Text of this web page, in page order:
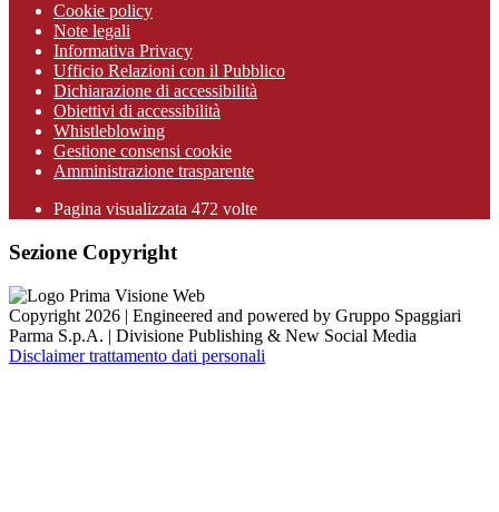
Cookie policy
Note legali
Informativa Privacy
Ufficio Relazioni con il Pubblico
Dichiarazione di accessibilità
Obiettivi di accessibilità
Whistleblowing
Gestione consensi cookie
Amministrazione trasparente
Pagina visualizzata 472 volte
Sezione Copyright
Copyright 2026 | Engineered and powered by Gruppo Spaggiari
Parma S.p.A. | Divisione Publishing & New Social Media
Disclaimer trattamento dati personali